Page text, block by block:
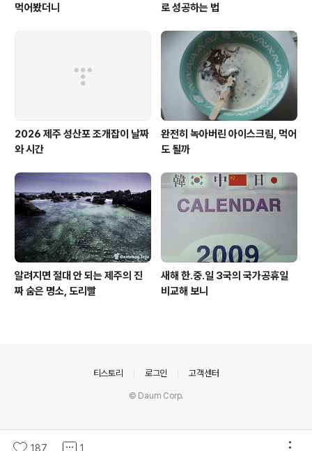
먹어봤더니
로 성공하는 법
2026 제주 성산포 조개잡이 날짜
와 시간
완전히 녹아버린 아이스크림, 먹어
도 될까
알려지면 절대 안 되는 제주의 진
짜 숨은 명소, 도리빨
새해 한.중.일 3국의 국가공휴일
비교해 보니
187 1
티스토리 로그인 고객센터
© Daum Corp.